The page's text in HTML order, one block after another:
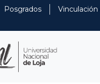
Posgrados